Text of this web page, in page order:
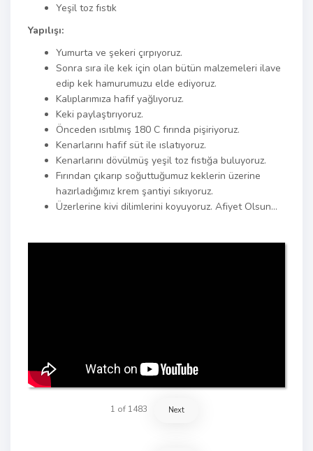
Yeşil toz fıstık
Yapılışı:
Yumurta ve şekeri çırpıyoruz.
Sonra sıra ile kek için olan bütün malzemeleri ilave
edip kek hamurumuzu elde ediyoruz.
Kalıplarımıza hafif yağlıyoruz.
Keki paylaştırıyoruz.
Önceden ısıtılmış 180 C fırında pişiriyoruz.
Kenarlarını hafif süt ile ıslatıyoruz.
Kenarlarını dövülmüş yeşil toz fıstığa buluyoruz.
Fırından çıkarıp soğuttuğumuz keklerin üzerine
hazırladığımız krem şantiyi sıkıyoruz.
Üzerlerine kivi dilimlerini koyuyoruz. Afiyet Olsun…
1 of 1483 Next